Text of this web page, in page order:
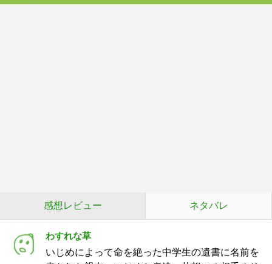
感想レビュー ネタバレ
わすれな草
いじめによって命を絶った中学生の遺書に名前を